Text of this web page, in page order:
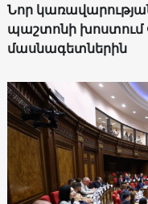
Նոր
պաշտոնի խոստում
մասնագետներին